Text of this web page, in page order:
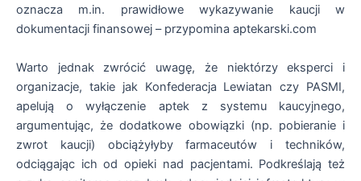
oznacza m.in. prawidłowe wykazywanie kaucji w
dokumentacji finansowej – przypomina aptekarski.com
Warto jednak zwrócić uwagę, że niektórzy eksperci i
organizacje, takie jak Konfederacja Lewiatan czy PASMI,
apelują o wyłączenie aptek z systemu kaucyjnego,
argumentując, że dodatkowe obowiązki (np. pobieranie i
zwrot kaucji) obciążyłyby farmaceutów i techników,
odciągając ich od opieki nad pacjentami. Podkreślają też